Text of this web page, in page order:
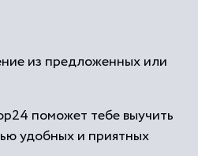
из предложенных или
поможет тебе выучить
удобных и приятных